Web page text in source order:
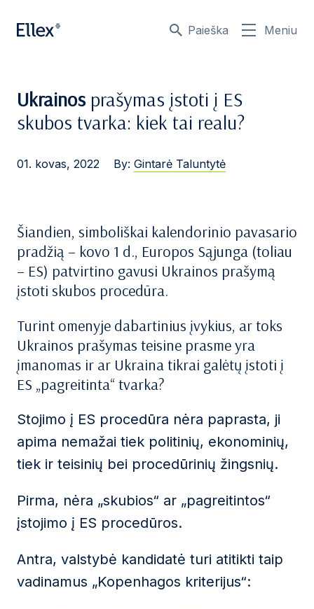
Paieška Meniu
Ukrainosprašymas įstoti į ES
skubos tvarka: kiek tai realu?
01. kovas, 2022 By: Gintarė Taluntytė
Šiandien, simboliškai kalendorinio pavasario
pradžią – kovo 1 d., Europos Sąjunga (toliau
– ES) patvirtino gavusi Ukrainos prašymą
įstoti skubos procedūra.
Turint omenyje dabartinius įvykius, ar toks
Ukrainos prašymas teisine prasme yra
įmanomas ir ar Ukraina tikrai galėtų įstoti į
ES „pagreitinta“ tvarka?
Stojimo į ES procedūra nėra paprasta, ji
apima nemažai tiek politinių, ekonominių,
tiek ir teisinių bei procedūrinių žingsnių.
Pirma, nėra „skubios“ ar „pagreitintos“
įstojimo į ES procedūros.
Antra, valstybė kandidatė turi atitikti taip
vadinamus „Kopenhagos kriterijus“: